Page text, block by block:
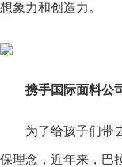
想象力和创造力。
携手国际面料公
为了给孩子们带
保理念，近年来，巴